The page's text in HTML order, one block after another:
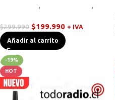
,
,
$299.990 $199.990 + IVA
Añadir al carrito
-19%
HOT